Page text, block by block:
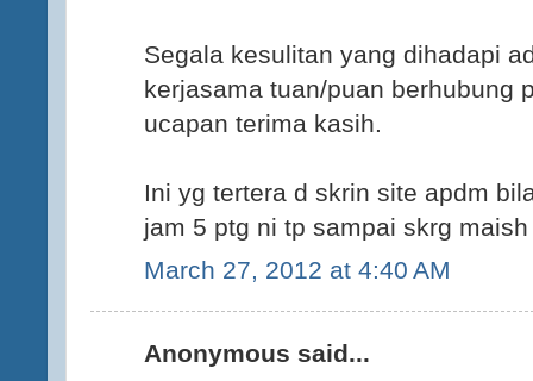
Segala kesulitan yang dihadapi
kerjasama tuan/puan berhubung
ucapan terima kasih.
Ini yg tertera d skrin site apdm
jam 5 ptg ni tp sampai skrg
March 27, 2012 at 4:40 AM
Anonymous said...